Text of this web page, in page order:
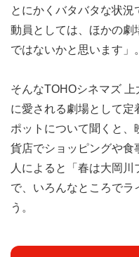
とにかくバタバタな状
動員としては、ほかの劇
ではないかと思います」。
そんなTOHOシネマズ
に愛される劇場として定
ポットについて聞くと
貨店でショッピングや食
人によると「春は大岡
で、いろんなところで
う。